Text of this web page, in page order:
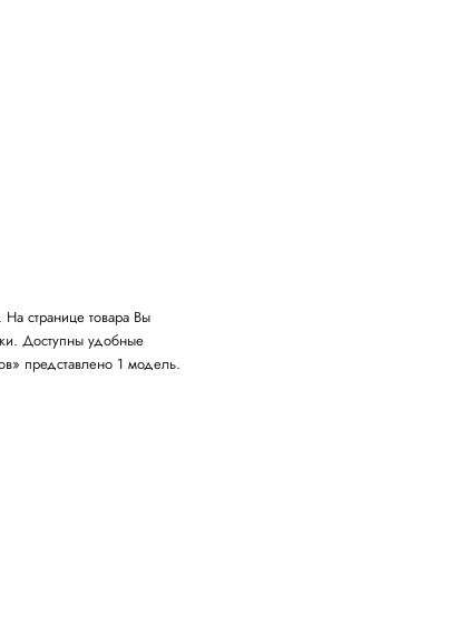
странице товара Вы
Доступны удобные
представлено 1 модель.